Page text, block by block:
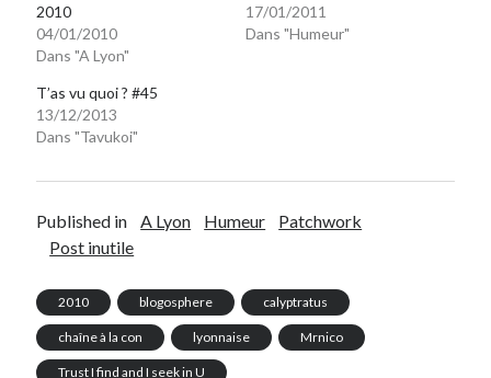
2010
04/01/2010
Dans "A Lyon"
17/01/2011
Dans "Humeur"
T’as vu quoi ? #45
13/12/2013
Dans "Tavukoi"
Published in A Lyon Humeur
Patchwork
Post inutile
2010 blogosphere calyptratus
chaîne à la con lyonnaise Mrnico
Trust I find and I seek in U